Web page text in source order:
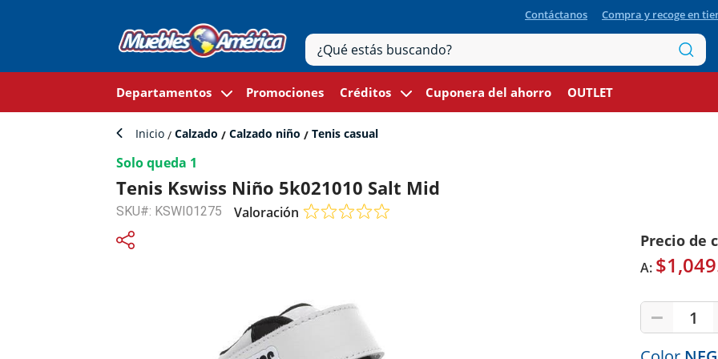
Contáctanos Compra y recoge en
Departamentos Promociones Créditos Cuponera del ahorro OUTLET
Inicio Calzado Calzado niño Tenis casual
Solo queda 1
Tenis Kswiss Niño 5k021010 Salt Mid
SKU#: KSWI01275 Valoración
Precio de
A:
1